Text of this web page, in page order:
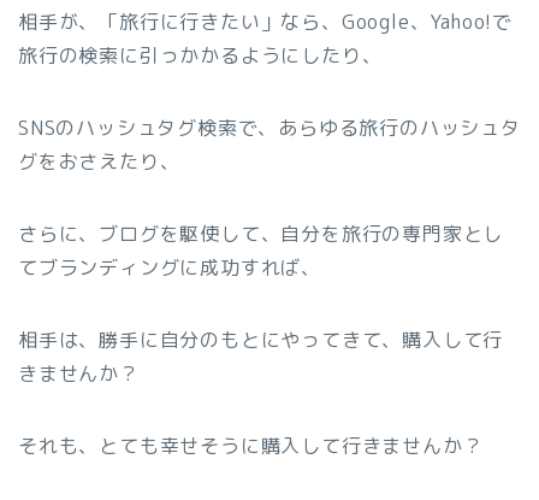
相手が、「旅行に行きたい」なら、Google、Yahoo!で
旅行の検索に引っかかるようにしたり、
SNSのハッシュタグ検索で、あらゆる旅行のハッシュタ
グをおさえたり、
さらに、ブログを駆使して、自分を旅行の専門家とし
てブランディングに成功すれば、
相手は、勝手に自分のもとにやってきて、購入して行
きませんか？
それも、とても幸せそうに購入して行きませんか？